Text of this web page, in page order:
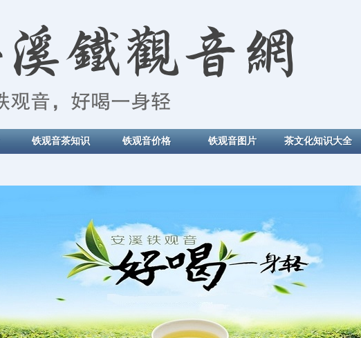
铁观音茶知识 铁观音价格 铁观音图片 茶文化知识大全